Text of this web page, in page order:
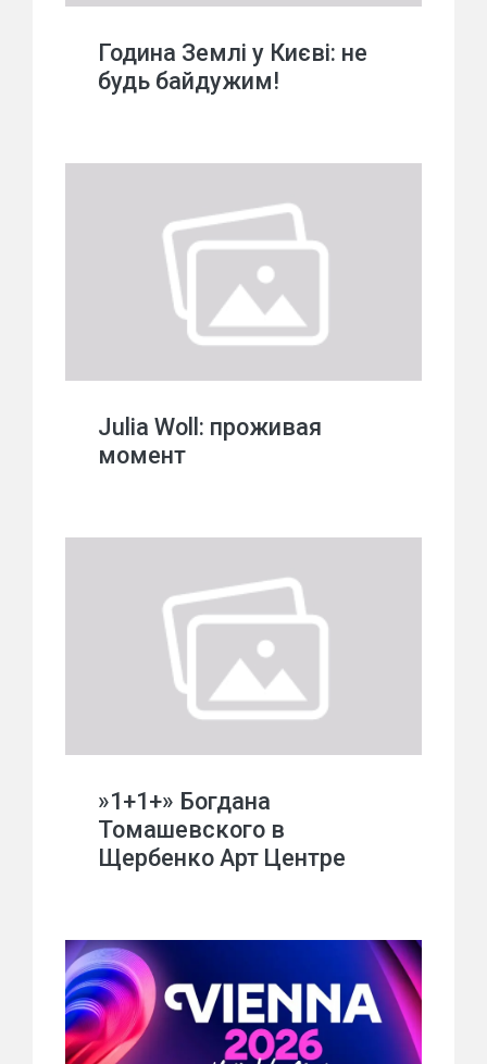
Година Землі у Києві: не
будь байдужим!
Julia Woll: проживая
момент
»1+1+» Богдана
Томашевского в
Щербенко Арт Центре